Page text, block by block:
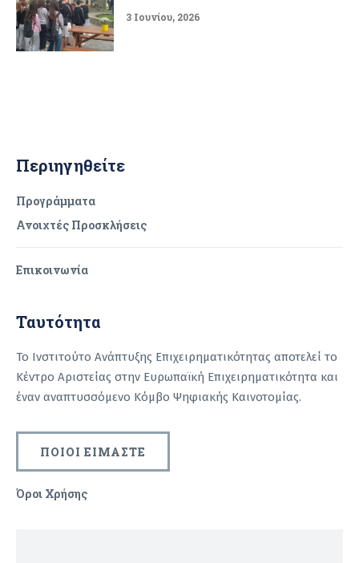
3 Ιουνίου, 2026
Περιηγηθείτε
Προγράμματα
Ανοιχτές Προσκλήσεις
Επικοινωνία
Ταυτότητα
Το Ινστιτούτο Ανάπτυξης Επιχειρηματικότητας αποτελεί το
Κέντρο Αριστείας στην Ευρωπαϊκή Επιχειρηματικότητα και
έναν αναπτυσσόμενο Κόμβο Ψηφιακής Καινοτομίας.
ΠΟΙΟΙ ΕΙΜΑΣΤΕ
Όροι Χρήσης